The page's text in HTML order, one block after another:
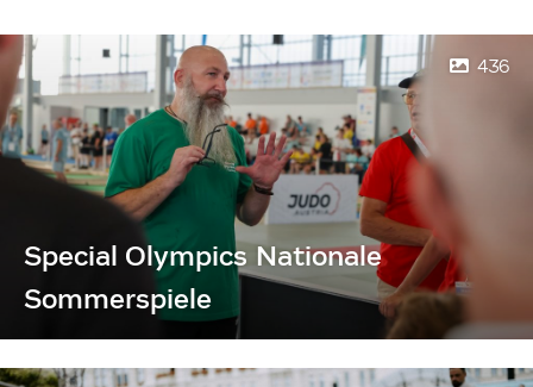
436
Special Olympics Nationale
Sommerspiele